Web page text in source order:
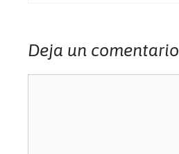
Deja un comentario